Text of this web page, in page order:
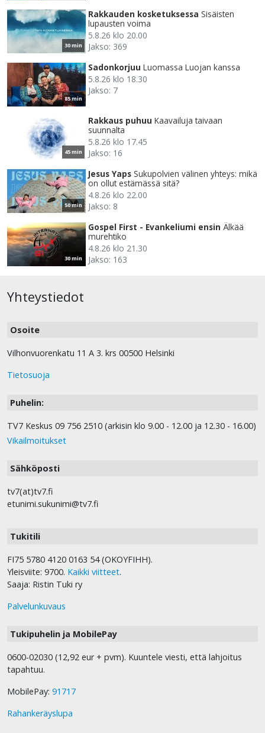
30 min
Rakkauden kosketuksessa Sisäisten
lupausten voima
5.8.26 klo 20.00
Jakso: 369
85 min
Sadonkorjuu Luomassa Luojan kanssa
5.8.26 klo 18.30
Jakso: 7
45 min
Rakkaus puhuu Kaavailuja taivaan
suunnalta
5.8.26 klo 17.45
Jakso: 16
50 min
Jesus Yaps Sukupolvien välinen yhteys: mikä
on ollut estämässä sitä?
4.8.26 klo 22.00
Jakso: 8
30 min
Gospel First - Evankeliumi ensin Älkää
murehtiko
4.8.26 klo 21.30
Jakso: 163
Yhteystiedot
Osoite
Vilhonvuorenkatu 11 A 3. krs 00500 Helsinki
Tietosuoja
Puhelin:
TV7 Keskus 09 756 2510 (arkisin klo 9.00 - 12.00 ja 12.30 - 16.00)
Vikailmoitukset
Sähköposti
tv7(at)tv7.fi
etunimi.sukunimi@tv7.fi
Tukitili
FI75 5780 4120 0163 54 (OKOYFIHH).
Yleisviite: 9700. Kaikki viitteet.
Saaja: Ristin Tuki ry
Palvelunkuvaus
Tukipuhelin ja MobilePay
0600-02030 (12,92 eur + pvm). Kuuntele viesti, että lahjoitus
tapahtuu.
MobilePay: 91717
Rahankeräyslupa